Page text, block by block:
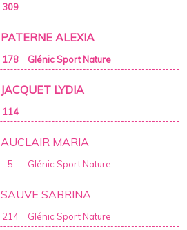
309
178
PATERNE ALEXIA
Glénic Sport Nature
114
JACQUET LYDIA
5
AUCLAIR MARIA
Glénic Sport Nature
214
SAUVE SABRINA
Glénic Sport Nature